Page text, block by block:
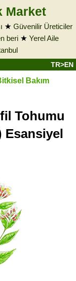
Market
★ Güvenilir Üreticiler
beri★ Yerel Aile
TR>EN
Bakım
Tohumu
Esansiyel